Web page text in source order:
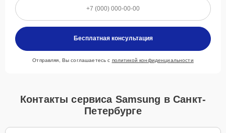
Бесплатная консультация
Отправляя, Вы соглашаетесь с политикой конфиденциальности
Контакты сервиса Samsung в Санкт-
Петербурге